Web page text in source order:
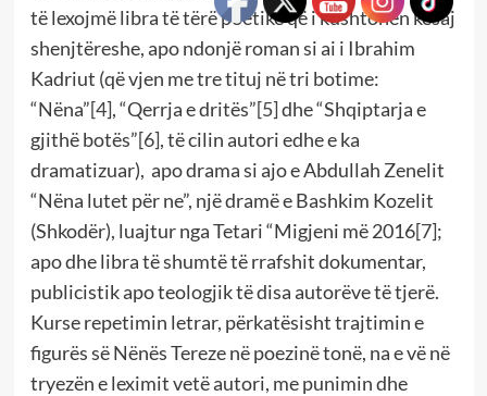
të lexojmë libra të tërë poetikë që i kushtohen kësaj
shenjtëreshe, apo ndonjë roman si ai i Ibrahim
Kadriut (që vjen me tre tituj në tri botime:
“Nëna”[4], “Qerrja e dritës”[5]dhe “Shqiptarja e
gjithë botës”[6], të cilin autori edhe e ka
dramatizuar), apo drama si ajo e Abdullah Zenelit
“Nëna lutet për ne”, një dramë e Bashkim Kozelit
(Shkodër), luajtur nga Tetari “Migjeni më 2016[7];
apo dhe libra të shumtë të rrafshit dokumentar,
publicistik apo teologjik të disa autorëve të tjerë.
Kurse repetimin letrar, përkatësisht trajtimin e
figurës së Nënës Tereze në poezinë tonë, na e vë në
tryezën e leximit vetë autori, me punimin dhe